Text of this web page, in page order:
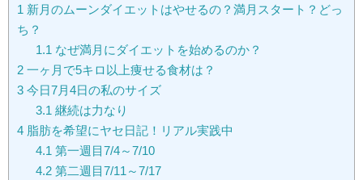
1 新月のムーンダイエットはやせるの？満月スタート？どっ
ち？
1.1 なぜ満月にダイエットを始めるのか？
2 一ヶ月で5キロ以上痩せる食材は？
3 今日7月4日の私のサイズ
3.1 継続は力なり
4 脂肪を希望にヤセ日記！リアル実践中
4.1 第一週目7/4～7/10
4.2第二週目7/11～7/17